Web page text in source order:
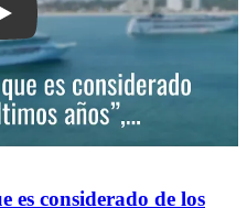
Play: “Estamos en un verano que es
es considerado de los